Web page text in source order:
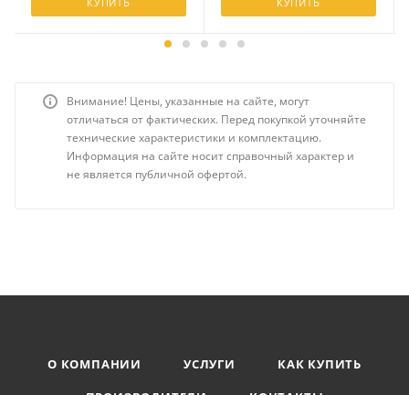
Внимание! Цены, указанные на сайте, могут
отличаться от фактических. Перед покупкой уточняйте
технические характеристики и комплектацию.
Информация на сайте носит справочный характер и
не является публичной офертой.
О КОМПАНИИ УСЛУГИ
КАК КУПИТЬ